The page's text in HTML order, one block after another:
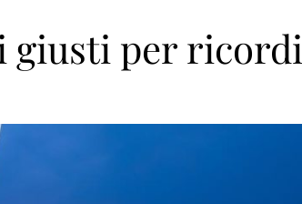
giusti per ricordi